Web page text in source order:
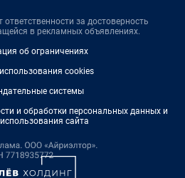
ответственности за достоверность
в рекламных объявлениях.
об ограничениях
cookies
системы
и обработки персональных данных и
сайта